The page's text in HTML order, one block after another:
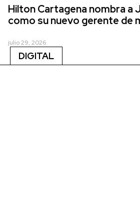
Hilton Cartagena nombra a
como su nuevo gerente de
julio 29, 2026
DIGITAL